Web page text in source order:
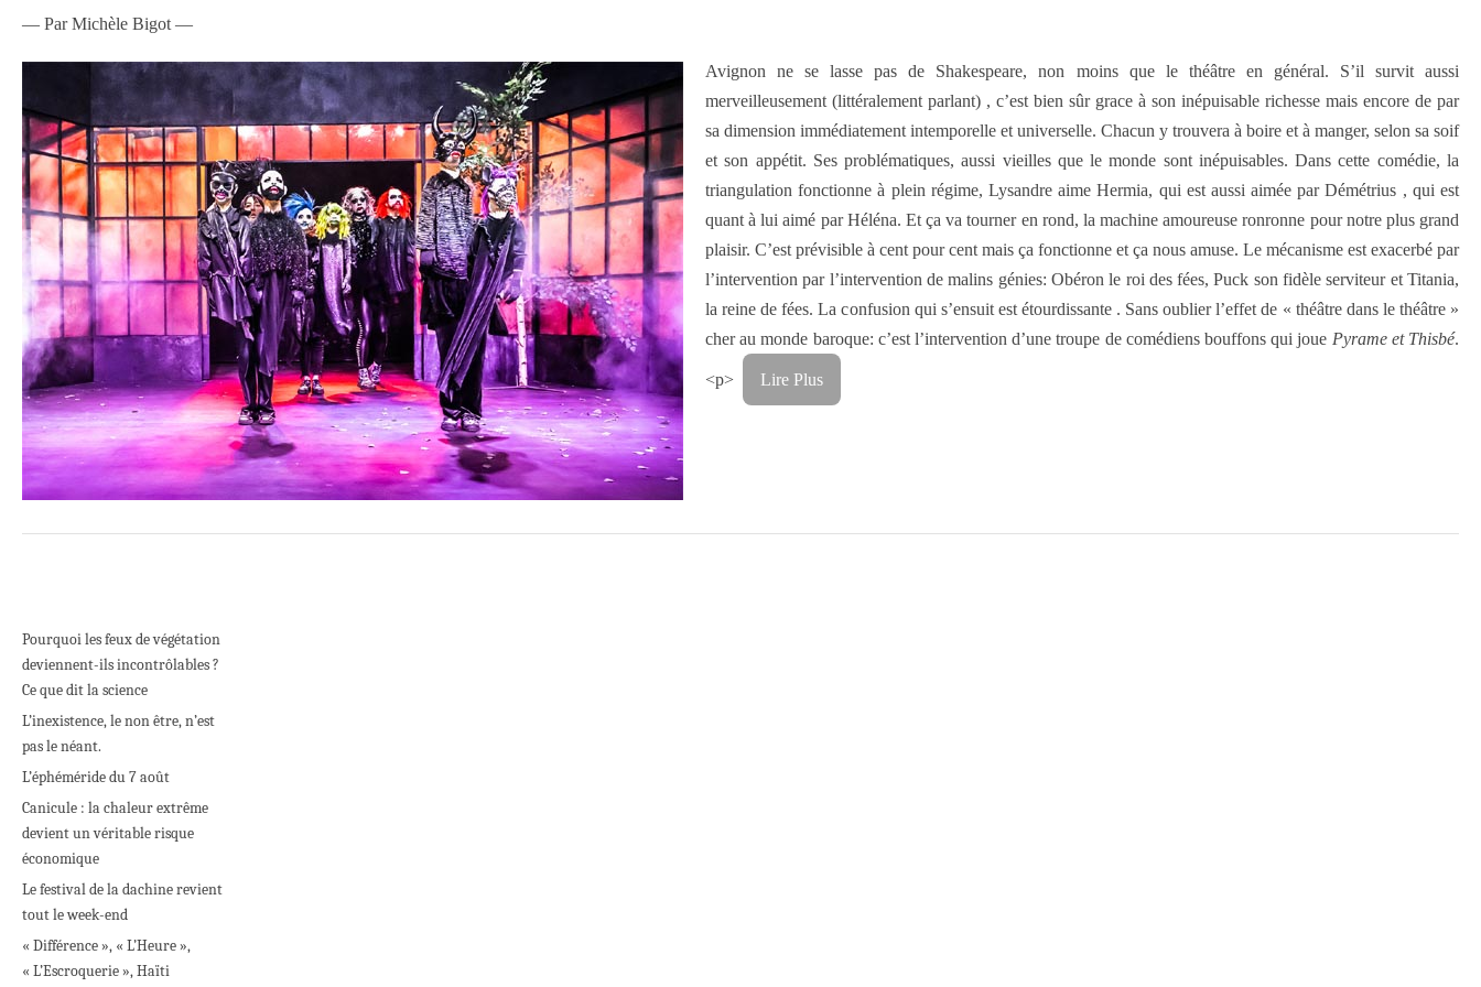
— Par Michèle Bigot —
Avignon ne se lasse pas de Shakespeare, non moins que le théâtre en général. S’il survit aussi
merveilleusement (littéralement parlant) , c’est bien sûr grace à son inépuisable richesse mais encore de par
sa dimension immédiatement intemporelle et universelle. Chacun y trouvera à boire et à manger, selon sa soif
et son appétit. Ses problématiques, aussi vieilles que le monde sont inépuisables. Dans cette comédie, la
triangulation fonctionne à plein régime, Lysandre aime Hermia, qui est aussi aimée par Démétrius , qui est
quant à lui aimé par Héléna. Et ça va tourner en rond, la machine amoureuse ronronne pour notre plus grand
plaisir. C’est prévisible à cent pour cent mais ça fonctionne et ça nous amuse. Le mécanisme est exacerbé par
l’intervention par l’intervention de malins génies: Obéron le roi des fées, Puck son fidèle serviteur et Titania,
la reine de fées. La confusion qui s’ensuit est étourdissante . Sans oublier l’effet de « théâtre dans le théâtre »
cher au monde baroque: c’est l’intervention d’une troupe de comédiens bouffons qui joue Pyrame et Thisbé.
<p> Lire Plus
Pourquoi les feux de végétation
deviennent-ils incontrôlables ?
Ce que dit la science
L’inexistence, le non être, n’est
pas le néant.
L’éphéméride du 7 août
Canicule : la chaleur extrême
devient un véritable risque
économique
Le festival de la dachine revient
tout le week-end
« Différence », « L’Heure »,
« L’Escroquerie », Haïti